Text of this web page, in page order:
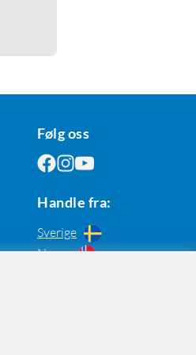
Følg oss
Handle fra:
Sverige
Norge